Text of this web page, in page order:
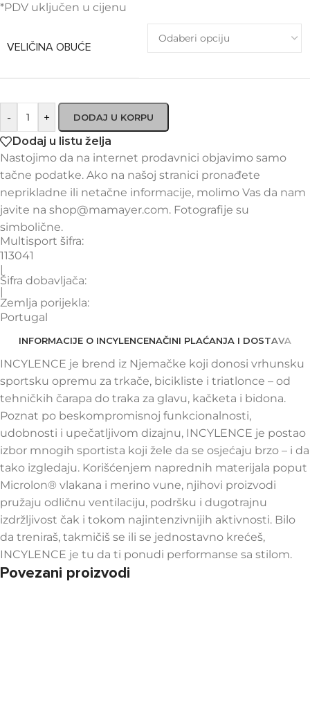
*PDV uključen u cijenu
VELIČINA OBUĆE
- + DODAJ U KORPU
Dodaj u listu želja
Nastojimo da na internet prodavnici objavimo samo
tačne podatke. Ako na našoj stranici pronađete
neprikladne ili netačne informacije, molimo Vas da nam
javite na shop@mamayer.com. Fotografije su
simbolične.
Multisport šifra:
113041
Šifra dobavljača:
Zemlja porijekla:
Portugal
INFORMACIJE O INCYLENCENAČINI PLAĆANJA I DOSTAVA
INCYLENCE je brend iz Njemačke koji donosi vrhunsku
sportsku opremu za trkače, bicikliste i triatlonce – od
tehničkih čarapa do traka za glavu, kačketa i bidona.
Poznat po beskompromisnoj funkcionalnosti,
udobnosti i upečatljivom dizajnu, INCYLENCE je postao
izbor mnogih sportista koji žele da se osjećaju brzo – i da
tako izgledaju. Korišćenjem naprednih materijala poput
Microlon® vlakana i merino vune, njihovi proizvodi
pružaju odličnu ventilaciju, podršku i dugotrajnu
izdržljivost čak i tokom najintenzivnijih aktivnosti. Bilo
da treniraš, takmičiš se ili se jednostavno krećeš,
INCYLENCE je tu da ti ponudi performanse sa stilom.
Povezani proizvodi